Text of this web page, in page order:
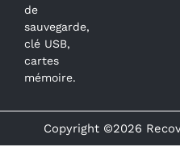
de
sauvegarde,
clé USB,
cartes
mémoire.
Copyright ©2026